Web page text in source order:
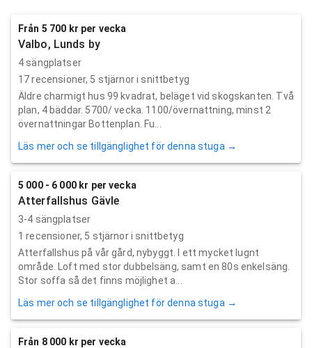
Från 5 700 kr per vecka
Valbo, Lunds by
4 sängplatser
17recensioner, 5 stjärnor i snittbetyg
Äldre charmigt hus 99 kvadrat, beläget vid skogskanten. Två
plan, 4 bäddar. 5700/ vecka. 1100/övernattning, minst 2
övernattningar Bottenplan. Fu...
Läs mer och se tillgänglighet för denna stuga →
5 000 - 6 000 kr per vecka
Atterfallshus Gävle
3-4 sängplatser
1 recensioner, 5 stjärnor i snittbetyg
Atterfallshus på vår gård, nybyggt. I ett mycket lugnt
område. Loft med stor dubbelsäng, samt en 80s enkelsäng.
Stor soffa så det finns möjlighet a...
Läs mer och se tillgänglighet för denna stuga →
Från 8 000 kr per vecka